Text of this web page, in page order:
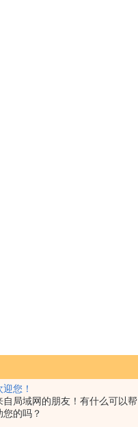
迎您！
自局域网的朋友！有什么可以帮
您的吗？